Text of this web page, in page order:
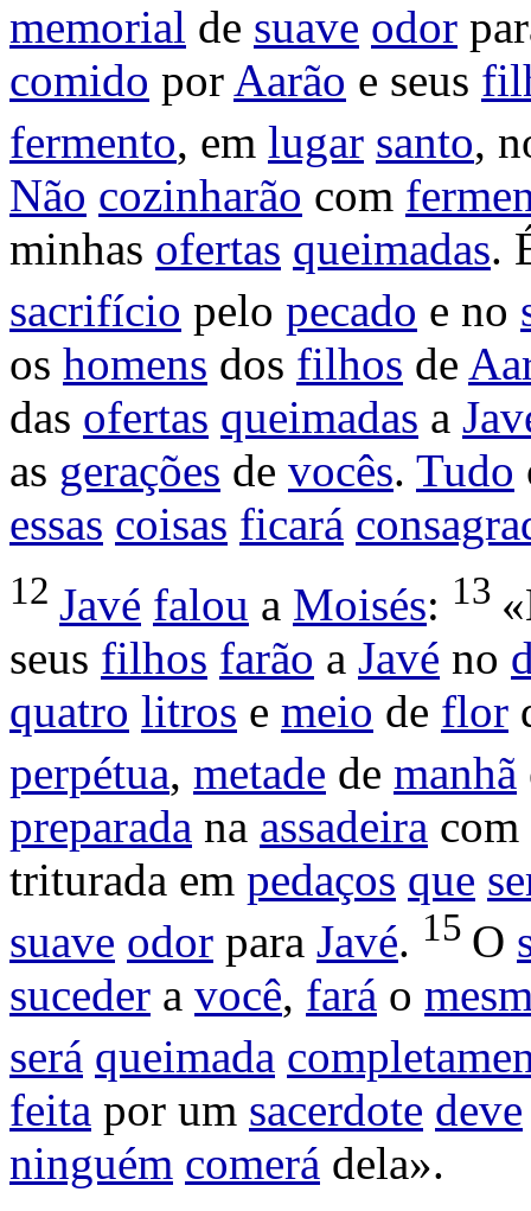
memorial de suave odor
comido por Aarão e seus
fermento, em lugar santo,
Não cozinharão com
minhas ofertas queimadas.
sacrifício pelo pecado e no
os homens dos filhos de
das ofertas queimadas a
as gerações de vocês. Tudo
essas coisas ficará
12 Javé falou a Moisés: 13
seus filhos farão a Javé no
quatro litros e meio de flor
perpétua, metade de manhã
preparada na assadeira com
triturada em pedaços que
suave odor para Javé. 15 O
suceder a você, fará o
será queimada
feita por um sacerdote deve
ninguém comerá dela».